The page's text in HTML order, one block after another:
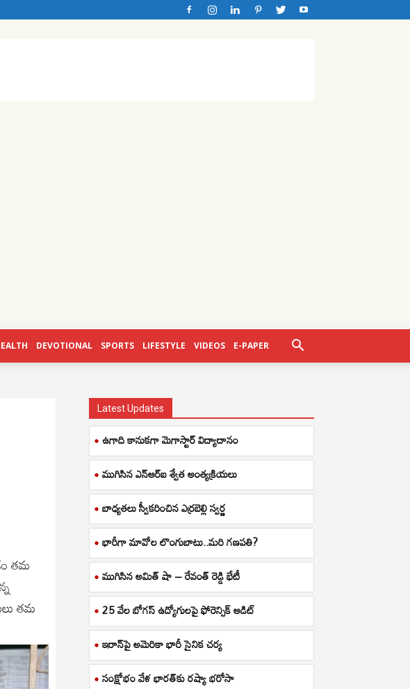
DEVOTIONAL SPORTS LIFESTYLE VIDEOS E-PAPER
తమ
తమ
Latest Updates
ఉగాది కానుకగా మెగాస్టార్ విద్యాదానం
ముగిసిన ఎన్ఆర్ఐ శ్వేత అంత్యక్రియలు
బాధ్యతలు స్వీకరించిన ఎర్రబెల్లి స్వర్ణ
భారీగా మావోల లొంగుబాటు..మరి గణపతి?
ముగిసిన అమిత్ షా – రేవంత్ రెడ్డి భేటీ
25 వేల బోగస్ ఉద్యోగులపై ఫోరెన్సిక్ ఆడిట్
ఇరాన్‌పై అమెరికా భారీ సైనిక చర్య
సంక్షోభం వేళ భారత్‌కు రష్యా భరోసా